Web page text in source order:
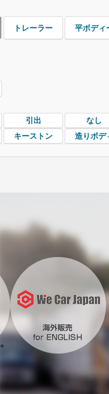
トレーラー 平ボディ
引出
なし
キーストン 造りボデ